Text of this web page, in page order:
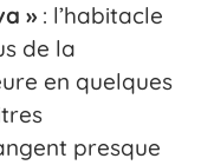
» : l’habitacle
de la
en quelques
presque